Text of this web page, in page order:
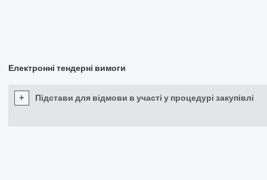
Електронні тендерні вимоги
+ Підстави для відмови в участі у процедурі закупівлі